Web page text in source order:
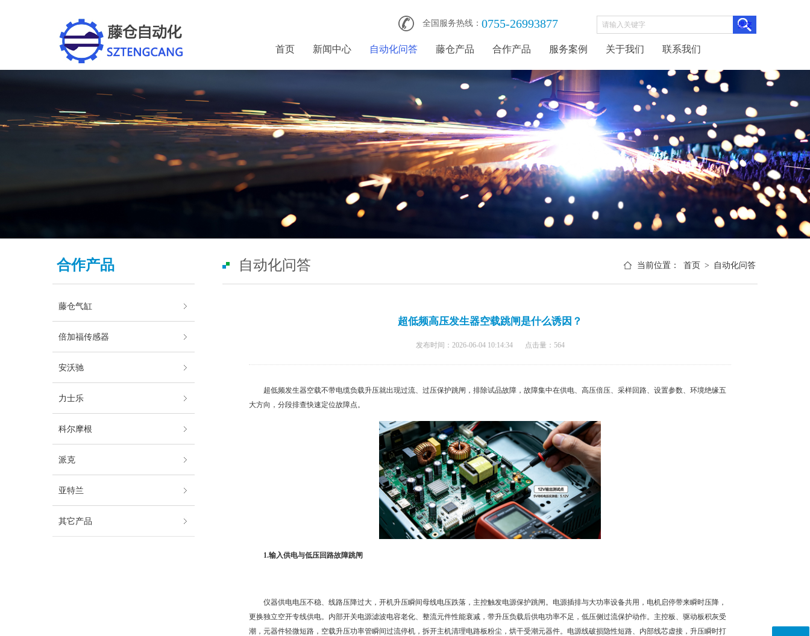
全国服务热线： 0755-26993877
首页 新闻中心 自动化问答 藤仓产品 合作产品 服务案例 关于我们 联系我们
合作产品
藤仓气缸
倍加福传感器
安沃驰
力士乐
科尔摩根
派克
亚特兰
其它产品
当前位置： 首页 > 自动化问答
自动化问答
超低频高压发生器空载跳闸是什么诱因？
发布时间：2026-06-04 10:14:34 点击量： 564
超低频发生器空载不带电缆负载升压就出现过流、过压保护跳闸，排除试品故障，故障集中在供电、高压倍压、采样回路、设置参数、环境绝缘五
大方向，分段排查快速定位故障点。
1.输入供电与低压回路故障跳闸
仪器供电电压不稳、线路压降过大，开机升压瞬间母线电压跌落，主控触发电源保护跳闸。电源插排与大功率设备共用，电机启停带来瞬时压降，
更换独立空开专线供电。内部开关电源滤波电容老化、整流元件性能衰减，带升压负载后供电功率不足，低压侧过流保护动作。主控板、驱动板积灰受
潮，元器件轻微短路，空载升压功率管瞬间过流停机，拆开主机清理电路板粉尘，烘干受潮元器件。电源线破损隐性短路、内部线芯虚接，升压瞬时打